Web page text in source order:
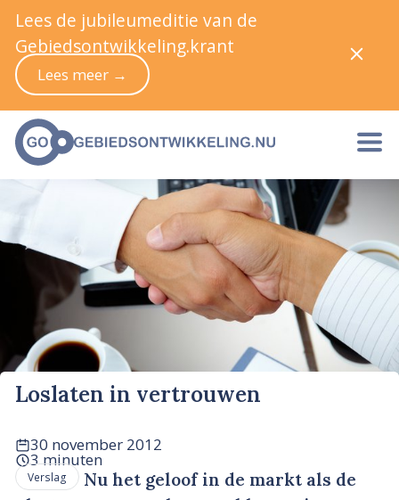
Loslaten in vertrouwen
30 november 2012
3 minuten
Verslag
Nu het geloof in de markt als de
Lees de jubileumeditie van de
Gebiedsontwikkeling.krant
Lees meer →